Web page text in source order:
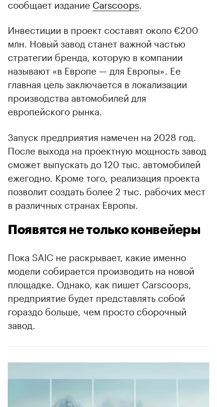
сообщает издание Carscoops
Инвестиции в проект составят около €200
млн. Новый завод станет важной частью
стратегии бренда, которую в компании
называют «в Европе — для Европы». Ее
главная цель заключается в локализации
производства автомобилей для
европейского рынка.
00:00 / 00:00
Запуск предприятия намечен на 2028 год.
После выхода на проектную мощность завод
сможет выпускать до 120 тыс. автомобилей
ежегодно. Кроме того, реализация проекта
позволит создать более 2 тыс. рабочих мест
в различных странах Европы.
Появятся не только конвейеры
Пока SAIC не раскрывает, какие именно
модели собирается производить на новой
площадке. Однако, как пишет Carscoops,
предприятие будет представлять собой
гораздо больше, чем просто сборочный
завод.